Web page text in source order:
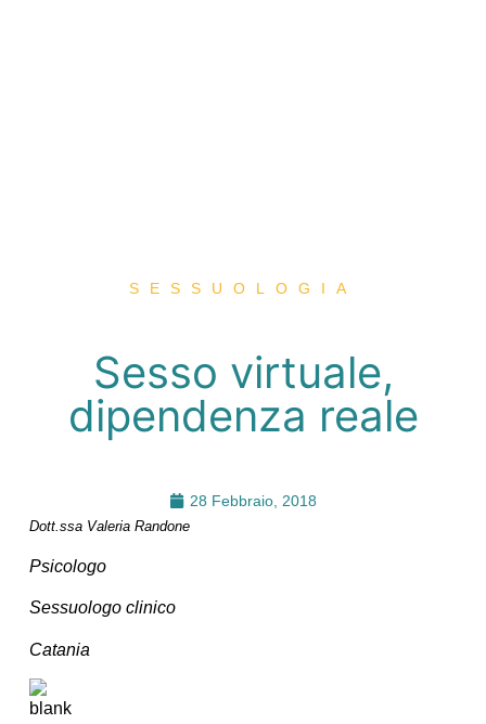
SESSUOLOGIA
Sesso virtuale,
dipendenza reale
28 Febbraio, 2018
Dott.ssa Valeria Randone
Psicologo
Sessuologo clinico
Catania